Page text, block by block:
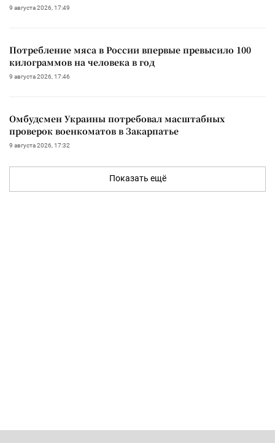
9 августа 2026, 17:49
Потребление мяса в России впервые превысило 100
килограммов на человека в год
9 августа 2026, 17:46
Омбудсмен Украины потребовал масштабных
проверок военкоматов в Закарпатье
9 августа 2026, 17:32
Показать ещё